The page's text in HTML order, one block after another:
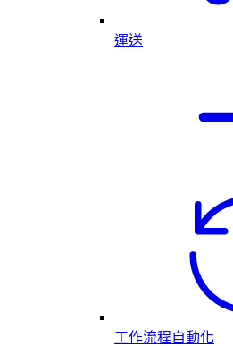
運送
工作流程自動化